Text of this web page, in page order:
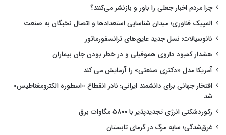
چرا مردم اخبار جعلی را باور و بازنشر می‌کنند؟
المپیک فناوری؛ میدان شناسایی استعدادها و اتصال نخبگان به صنعت
نانوسیالات؛ نسل جدید عایق‌های ترانسفورماتور
هشدار کمبود داروی هموفیلی و در خطر بودن جان بیماران
آمریکا مدل «دکتری صنعتی» را آزمایش می کند
افتخار جهانی برای دانشمند ایرانی؛ نادر انقطاع «اسطوره الکترومغناطیس»
شد
رکوردشکنی انرژی تجدیدپذیر با ۵۸۰۰ مگاوات برق
غرق‌شدگی؛ سایه مرگ در گرمای تابستان